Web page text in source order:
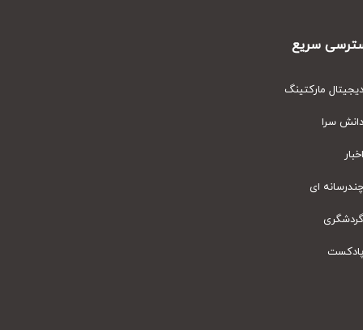
سریع
مارکتینگ
سرا
ای